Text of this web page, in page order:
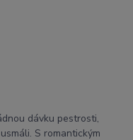
dávku pestrosti,
S romantickým